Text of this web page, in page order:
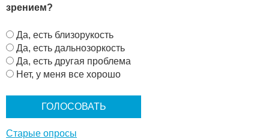
зрением?
В
а
р
и
Да, есть близорукость
Да, есть дальнозоркость
Да, есть другая проблема
Нет, у меня все хорошо
Старые опросы